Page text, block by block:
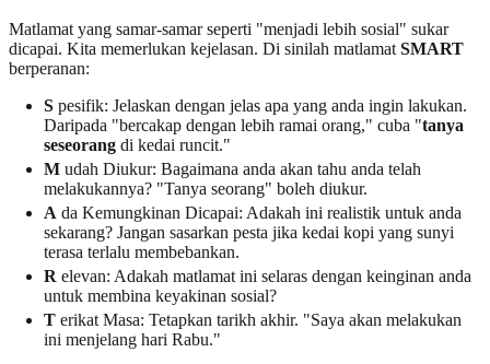
Matlamat yang samar-samar seperti "menjadi lebih sosial" sukar
dicapai. Kita memerlukan kejelasan. Di sinilah matlamat SMART
berperanan:
S pesifik: Jelaskan dengan jelas apa yang anda ingin lakukan.
Daripada "bercakap dengan lebih ramai orang," cuba "tanya
seseorang di kedai runcit."
M udah Diukur: Bagaimana anda akan tahu anda telah
melakukannya? "Tanya seorang" boleh diukur.
A da Kemungkinan Dicapai: Adakah ini realistik untuk anda
sekarang? Jangan sasarkan pesta jika kedai kopi yang sunyi
terasa terlalu membebankan.
R elevan: Adakah matlamat ini selaras dengan keinginan anda
untuk membina keyakinan sosial?
T erikat Masa: Tetapkan tarikh akhir. "Saya akan melakukan
ini menjelang hari Rabu."